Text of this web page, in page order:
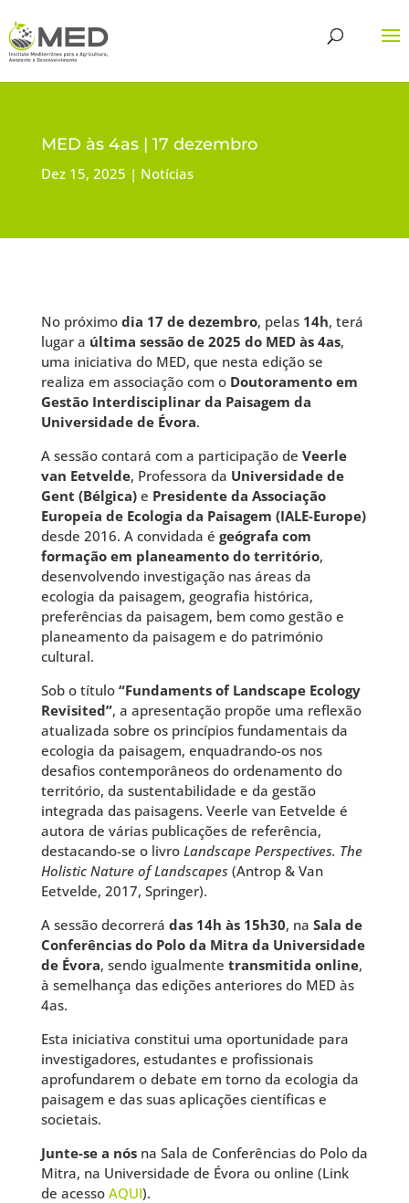
MED às 4as | 17 dezembro
Dez 15, 2025 Notícias
No próximo dia 17 de dezembro, pelas 14h, terá
lugar a última sessão de 2025 do MED às 4as,
uma iniciativa do MED, que nesta edição se
realiza em associação com o Doutoramento em
Gestão Interdisciplinar da Paisagem da
Universidade de Évora.
A sessão contará com a participação de Veerle
van Eetvelde, Professora da Universidade de
Gent (Bélgica)e Presidente da Associação
Europeia de Ecologia da Paisagem (IALE-Europe)
desde 2016. A convidada é geógrafa com
formação em planeamento do território,
desenvolvendo investigação nas áreas da
ecologia da paisagem, geografia histórica,
preferências da paisagem, bem como gestão e
planeamento da paisagem e do património
cultural.
Sob o título “Fundaments of Landscape Ecology
Revisited”, a apresentação propõe uma reflexão
atualizada sobre os princípios fundamentais da
ecologia da paisagem, enquadrando-os nos
desafios contemporâneos do ordenamento do
território, da sustentabilidade e da gestão
integrada das paisagens. Veerle van Eetvelde é
autora de várias publicações de referência,
destacando-se o livro Landscape Perspectives. The
Holistic Nature of Landscapes(Antrop & Van
Eetvelde, 2017, Springer).
A sessão decorrerá das 14h às 15h30, na Sala de
Conferências do Polo da Mitra da Universidade
de Évora, sendo igualmente transmitida online,
à semelhança das edições anteriores do MED às
4as.
Esta iniciativa constitui uma oportunidade para
investigadores, estudantes e profissionais
aprofundarem o debate em torno da ecologia da
paisagem e das suas aplicações científicas e
societais.
Junte-se a nósna Sala de Conferências do Polo da
Mitra, na Universidade de Évora ou online (Link
de acesso AQUI).